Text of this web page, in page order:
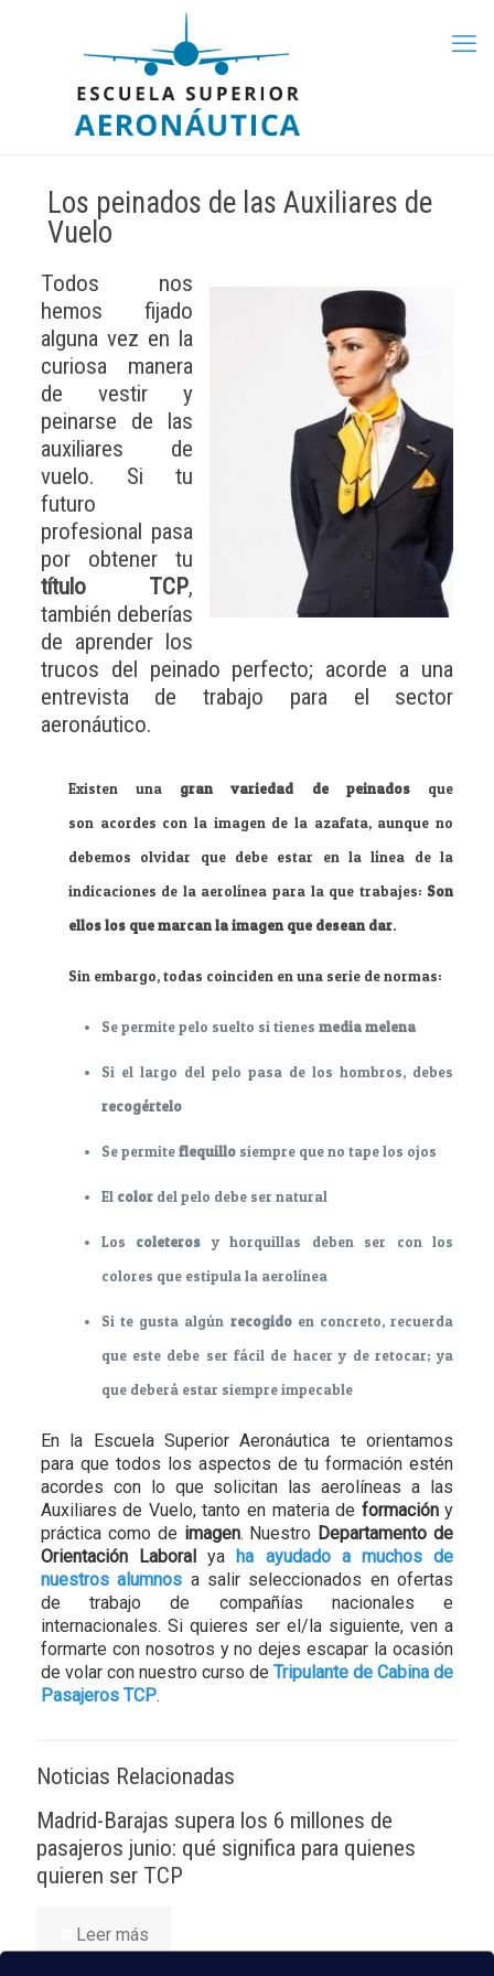
Los peinados de las Auxiliares de
Vuelo
Todos nos
hemos fijado
alguna vez en la
curiosa manera
de vestir y
peinarse de las
auxiliares de
vuelo. Si tu
futuro
profesional pasa
por obtener tu
título TCP,
también deberías
de aprender los
trucos del peinado perfecto; acorde a una
entrevista de trabajo para el sector
aeronáutico.
Existen una gran variedad de peinadosque
son acordes con la imagen de la azafata, aunque no
debemos olvidar que debe estar en la línea de la
indicaciones de la aerolínea para la que trabajes: Son
ellos los que marcan la imagen que desean dar.
Sin embargo, todas coinciden en una serie de normas:
Se permite pelo suelto si tienes media melena
Si el largo del pelo pasa de los hombros, debes
recogértelo
Se permiteflequillosiempre que no tape los ojos
El colordel pelo debe ser natural
Los coleteros y horquillas deben ser con los
colores que estipula la aerolínea
Si te gusta algún recogidoen concreto, recuerda
que este debe ser fácil de hacer y de retocar; ya
que deberá estar siempre impecable
En la Escuela Superior Aeronáutica te orientamos
para que todos los aspectos de tu formación estén
acordes con lo que solicitan las aerolíneas a las
Auxiliares de Vuelo, tanto en materia de formacióny
práctica como de imagen. Nuestro Departamento de
Orientación Laboral yaha ayudado a muchos de
nuestros alumnos a salir seleccionados en ofertas
de trabajo de compañías nacionales e
internacionales. Si quieres ser el/la siguiente, ven a
formarte con nosotros y no dejes escapar la ocasión
de volar con nuestro curso deTripulante de Cabina de
Pasajeros TCP.
Noticias Relacionadas
Madrid-Barajas supera los 6 millones de
pasajeros junio: qué significa para quienes
quieren ser TCP
Leer más